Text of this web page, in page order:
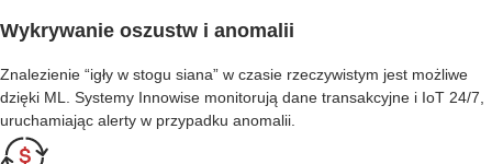
Wykrywanie oszustw i anomalii
Znalezienie “igły w stogu siana” w czasie rzeczywistym jest możliwe
dzięki ML. Systemy Innowise monitorują dane transakcyjne i IoT 24/7,
uruchamiając alerty w przypadku anomalii.